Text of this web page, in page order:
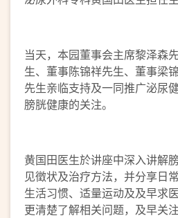
当天，本园董事会主席黎泽森
生、董事陈锦祥先生、董事梁
先生亲临支持及一同推广泌尿
膀胱健康的关注。
黄国田医生於讲座中深入讲解
见徵状及治疗方法，并分享日
生活习惯、适量运动及及早求
更清楚了解相关问题，及早关